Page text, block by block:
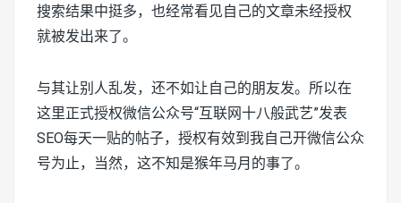
搜索结果中挺多，也经常看见自己的文章未经授权
就被发出来了。
与其让别人乱发，还不如让自己的朋友发。所以在
这里正式授权微信公众号“互联网十八般武艺”发表
SEO每天一贴的帖子，授权有效到我自己开微信公众
号为止，当然，这不知是猴年马月的事了。